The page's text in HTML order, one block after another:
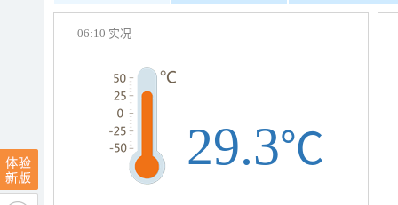
06:10 实况
29.3℃